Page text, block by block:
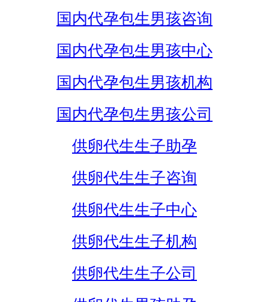
国内代孕包生男孩咨询
国内代孕包生男孩中心
国内代孕包生男孩机构
国内代孕包生男孩公司
供卵代生生子助孕
供卵代生生子咨询
供卵代生生子中心
供卵代生生子机构
供卵代生生子公司